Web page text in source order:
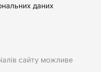
даних
сайту можливе